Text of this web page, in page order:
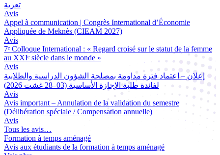
تعزية
Avis
Appel à communication | Congrès International d’Économie
Appliquée de Meknès (CIEAM 2027)
Avis
7ᵉ Colloque International : « Regard croisé sur le statut de la femme
au XXIᵉ siècle dans le monde »
Avis
إعلان – اعتماد فترة مداومة بمصلحة الشؤون الدراسية والطلابية
لفائدة طلبة الإجازة الأساسية (03–28 غشت 2026)
Avis
Avis important – Annulation de la validation du semestre
(Délibération spéciale / Compensation annuelle)
Avis
Tous les avis…
Formation à temps aménagé
Avis aux étudiants de la formation à temps aménagé